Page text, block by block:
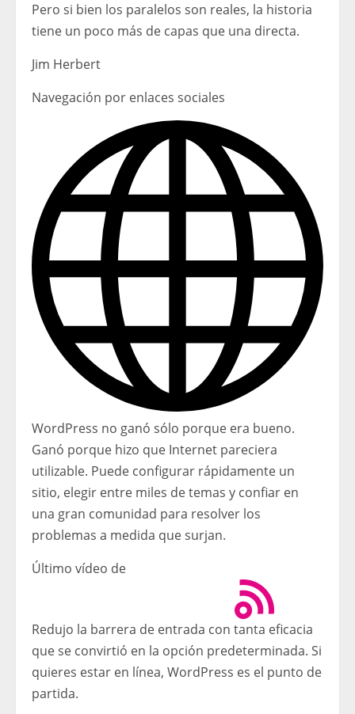
Pero si bien los paralelos son reales, la historia
tiene un poco más de capas que una directa.
Jim Herbert
Navegación por enlaces sociales
WordPress no ganó sólo porque era bueno.
Ganó porque hizo que Internet pareciera
utilizable. Puede configurar rápidamente un
sitio, elegir entre miles de temas y confiar en
una gran comunidad para resolver los
problemas a medida que surjan.
Último vídeo de
Redujo la barrera de entrada con tanta eficacia
que se convirtió en la opción predeterminada. Si
quieres estar en línea, WordPress es el punto de
partida.